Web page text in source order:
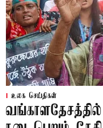
உலக செய்திகள்